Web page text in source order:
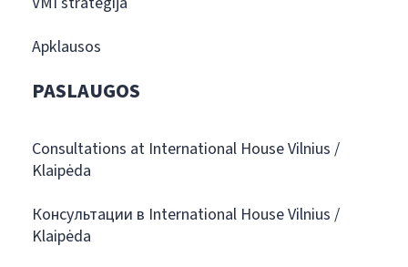
Apklausos
PASLAUGOS
Consultations at International House Vilnius /
Klaipėda
Консультации в International House Vilnius /
Klaipėda